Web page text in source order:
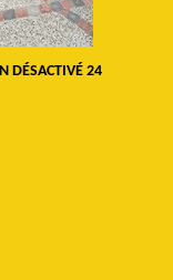
DÉSACTIVÉ 24